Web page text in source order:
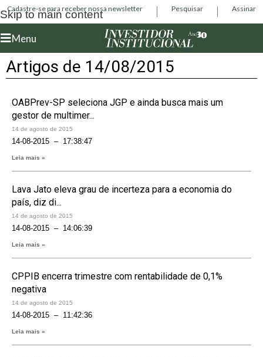
Skip to main content
Cadastre-se para receber nossa newsletter Pesquisar Assinar
Menu
Artigos de 14/08/2015
OABPrev-SP seleciona JGP e ainda busca mais um
gestor de multimer...
14 de agosto de 2015
14-08-2015 – 17:38:47
Leia mais »
Lava Jato eleva grau de incerteza para a economia do
país, diz di...
14 de agosto de 2015
14-08-2015 – 14:06:39
Leia mais »
CPPIB encerra trimestre com rentabilidade de 0,1%
negativa
14 de agosto de 2015
14-08-2015 – 11:42:36
Leia mais »